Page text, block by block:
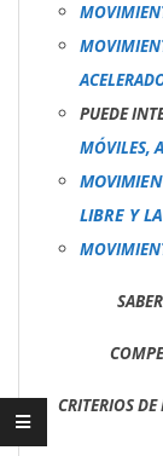
PUEDE
MÓVILES,
LIBRE Y
CRITERIOS